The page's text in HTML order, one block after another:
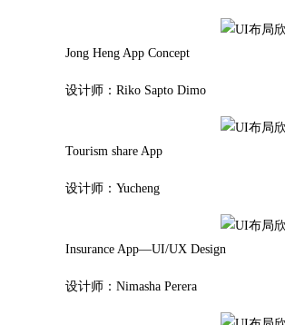
Jong Heng App Concept
设计师：Riko Sapto Dimo
Tourism share App
设计师：Yucheng
Insurance App—UI/UX Design
设计师：Nimasha Perera